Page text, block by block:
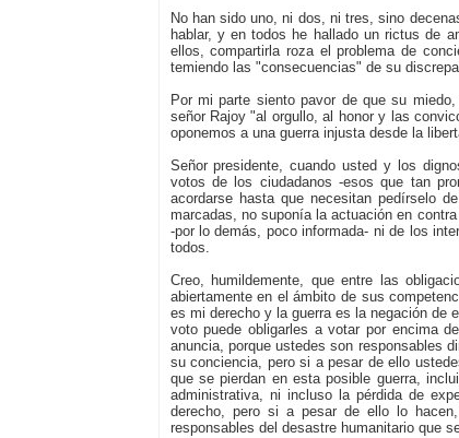
No han sido uno, ni dos, ni tres, sino
hablar, y en todos he hallado un rictus de
ellos, compartirla roza el problema de
temiendo las "consecuencias" de su
Por mi parte siento pavor de que su
señor Rajoy "al orgullo, al honor y las
oponemos a una guerra injusta desde la
Señor presidente, cuando usted y los
votos de los ciudadanos -esos que tan
acordarse hasta que necesitan pedírselo
marcadas, no suponía la actuación en
-por lo demás, poco informada- ni de los
todos.
Creo, humildemente, que entre las
abiertamente en el ámbito de sus
es mi derecho y la guerra es la negación de
voto puede obligarles a votar por encima
anuncia, porque ustedes son responsables
su conciencia, pero si a pesar de ello
que se pierdan en esta posible guerra,
administrativa, ni incluso la pérdida de
derecho, pero si a pesar de ello lo
responsables del desastre humanitario que